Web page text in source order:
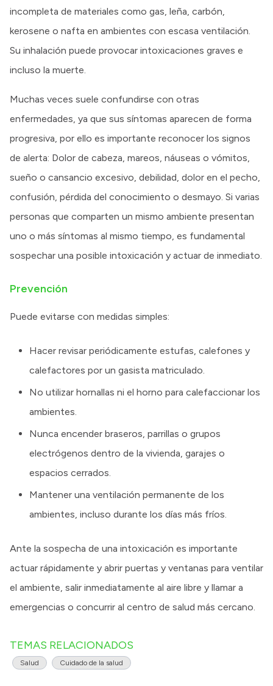
incompleta de materiales como gas, leña, carbón,
kerosene o nafta en ambientes con escasa ventilación.
Su inhalación puede provocar intoxicaciones graves e
incluso la muerte.
Muchas veces suele confundirse con otras
enfermedades, ya que sus síntomas aparecen de forma
progresiva, por ello es importante reconocer los signos
de alerta: Dolor de cabeza, mareos, náuseas o vómitos,
sueño o cansancio excesivo, debilidad, dolor en el pecho,
confusión, pérdida del conocimiento o desmayo. Si varias
personas que comparten un mismo ambiente presentan
uno o más síntomas al mismo tiempo, es fundamental
sospechar una posible intoxicación y actuar de inmediato.
Prevención
Puede evitarse con medidas simples:
Hacer revisar periódicamente estufas, calefones y
calefactores por un gasista matriculado.
No utilizar hornallas ni el horno para calefaccionar los
ambientes.
Nunca encender braseros, parrillas o grupos
electrógenos dentro de la vivienda, garajes o
espacios cerrados.
Mantener una ventilación permanente de los
ambientes, incluso durante los días más fríos.
Ante la sospecha de una intoxicación es importante
actuar rápidamente y abrir puertas y ventanas para ventilar
el ambiente, salir inmediatamente al aire libre y llamar a
emergencias o concurrir al centro de salud más cercano.
TEMAS RELACIONADOS
Salud Cuidado de la salud